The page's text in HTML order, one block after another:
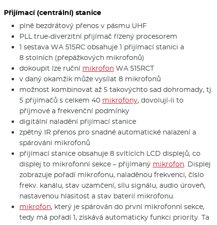
Přijímací (centrální) stanice
plně bezdrátový přenos v pásmu UHF
PLL true-diverzitní přijímač řízený procesorem
1 sestava WA 515RC obsahuje 1 přijímací stanici a
8 stolních (přepážkových mikrofonů)
dokoupit lze ruční mikrofon WA 515RCT
v daný okamžik může vysílat 8 mikrofonů
možnost kombinovat až 5 takovýchto sad dohromady, tj.
5 přijímačů s celkem 40 mikrofony, dovolují-li to
příjmové a frekvenční podmínky
digitální naladění přijímací stanice
zpětný IR přenos pro snadné automatické nalazení a
spárování mikrofonů
přijímací stanice obsahuje 8 svítících LCD displejů, co
displej to mikrofonní sekce – přijímaný mikrofon. Displej
zobrazuje pořadí mikrofonu, naladěnou frekvenci, číslo
frekv. kanálu, stav uzamčení, sílu signálu, audio úroveň,
nastavenou hlasitost a stav baterií mikrofonu.
mikrofon, který je spárován do první mikrofonní sekce,
tedy má pořadí 1, získává automaticky funkci priority. Ta